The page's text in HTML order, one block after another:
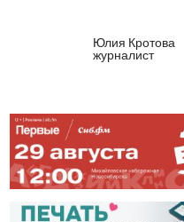
Юлия Кротова
журналист